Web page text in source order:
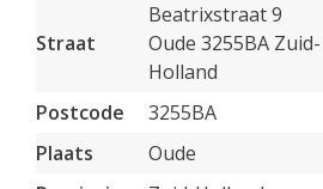
Straat
Beatrixstraat 9
Oude 3255BA Zuid-
Holland
Postcode
3255BA
Plaats
Oude